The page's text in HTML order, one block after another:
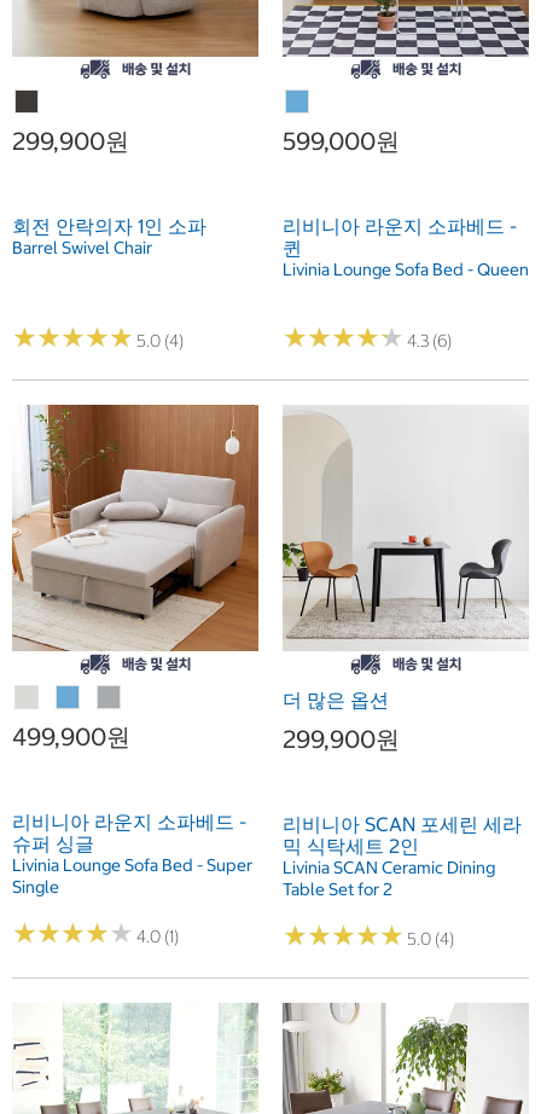
299,900원
회전 안락의자 1인 소파
Barrel Swivel Chair
★★★★★
★★★★★ 5.0 (4)
599,000원
리비니아 라운지 소파베드 -
퀸
Livinia Lounge Sofa Bed - Queen
★★★★★
★★★★★ 4.3 (6)
499,900원
리비니아 라운지 소파베드 -
슈퍼 싱글
Livinia Lounge Sofa Bed - Super
Single
★★★★★
★★★★★ 4.0 (1)
더 많은 옵션
299,900원
리비니아 SCAN 포세린 세라
믹 식탁세트 2인
Livinia SCAN Ceramic Dining
Table Set for 2
★★★★★
★★★★★ 5.0 (4)